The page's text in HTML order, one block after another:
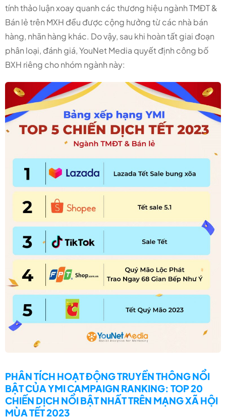
tính thảo luận xoay quanh các thương hiệu ngành TMĐT &
Bán lẻ trên MXH đều được cộng hưởng từ các nhà bán
hàng, nhãn hàng khác. Do vậy, sau khi hoàn tất giai đoạn
phân loại, đánh giá, YouNet Media quyết định công bố
BXH riêng cho nhóm ngành này:
PHÂN TÍCH HOẠT ĐỘNG TRUYỀN THÔNG NỔI
BẬT CỦAYMI CAMPAIGN RANKING: TOP 20
CHIẾN DỊCH NỔI BẬT NHẤT TRÊN MẠNG XÃ HỘI
MÙA TẾT 2023